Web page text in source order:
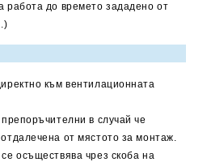
работа до времето зададено от
към вентилационната
в случай че
от мястото за монтаж.
осъществява чрез скоба на